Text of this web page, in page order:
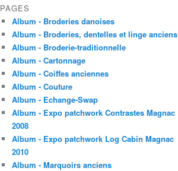
PAGES
Album - Broderies danoises
Album - Broderies, dentelles et linge anciens
Album - Broderie-traditionnelle
Album - Cartonnage
Album - Coiffes anciennes
Album - Couture
Album - Echange-Swap
Album - Expo patchwork Contrastes Magnac
2008
Album - Expo patchwork Log Cabin Magnac
2010
Album - Marquoirs anciens